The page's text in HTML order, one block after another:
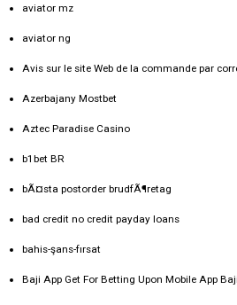
aviator mz
aviator ng
Avis sur le site Web de la commande par
Azerbajany Mostbet
Aztec Paradise Casino
b1bet BR
bÃ¤sta postorder brudfÃ¶retag
bad credit no credit payday loans
bahis-şans-fırsat
Baji App Get For Betting Upon Mobile App